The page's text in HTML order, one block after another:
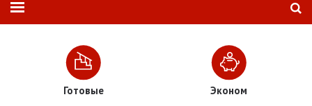
Готовые Эконом